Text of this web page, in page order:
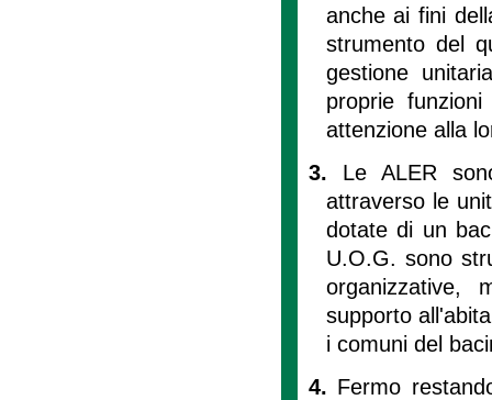
anche ai fini
strumento del
gestione
proprie
attenzione alla
3. Le ALER
attraverso le
dotate di un
U.O.G. sono
organizzative,
supporto
i comuni del
4. Fermo